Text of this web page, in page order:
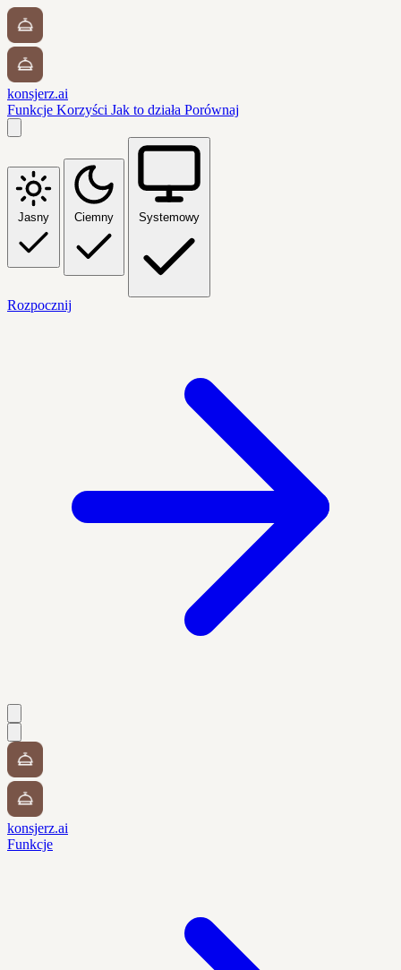
konsjerz.ai
Funkcje Korzyści Jak to działa Porównaj
Jasny Ciemny Systemowy
Rozpocznij
konsjerz.ai
Funkcje